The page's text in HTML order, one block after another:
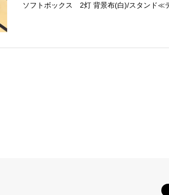
ソフトボックス 2灯 背景布(白)/スタンド≪